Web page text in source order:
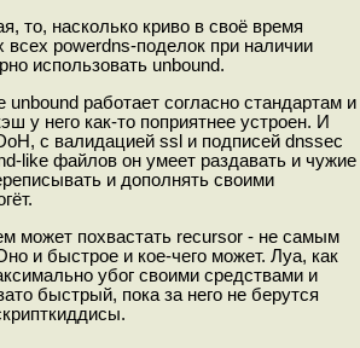
то, насколько криво в своё время
всех powerdns-поделок при наличии
использовать unbound.
unbound работает согласно стандартам и
у него как-то поприятнее устроен. И
с валидацией ssl и подписей dnssec
like файлов он умеет раздавать и чужие
и дополнять своими
может похвастать recursor - не самым
и быстрое и кое-чего может. Луа, как
убог своими средствами и
быстрый, пока за него не берутся